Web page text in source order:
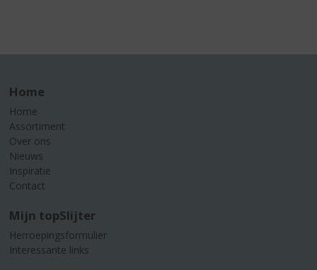
Home
Home
Assortiment
Over ons
Nieuws
Inspiratie
Contact
Mijn topSlijter
Herroepingsformulier
Interessante links